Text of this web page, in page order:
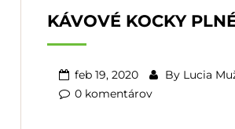
KÁVOVÉ KOCKY
feb 19, 2020 By Lucia
0 komentárov